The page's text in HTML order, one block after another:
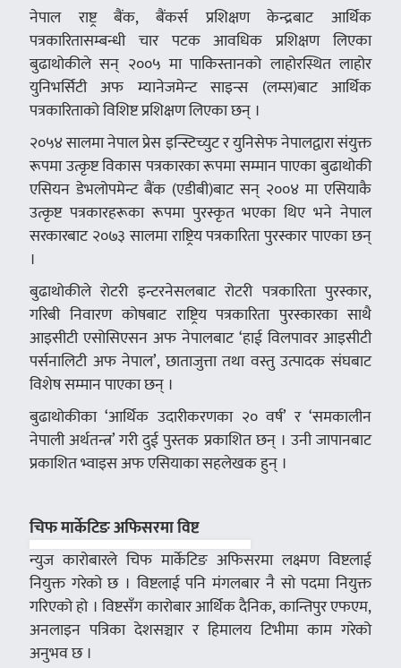
नेपाल राष्ट्र बैंक, बैंकर्स प्रशिक्षण केन्द्रबाट आर्थिक
पत्रकारितासम्बन्धी चार पटक आवधिक प्रशिक्षण लिएका
बुढाथोकीले सन् २००५ मा पाकिस्तानको लाहोरस्थित लाहोर
युनिभर्सिटी अफ म्यानेजमेन्ट साइन्स (लम्स)बाट आर्थिक
पत्रकारिताको विशिष्ट प्रशिक्षण लिएका छन् ।
२०५४ सालमा नेपाल प्रेस इन्स्टिच्युट र युनिसेफ नेपालद्वारा संयुक्त
रूपमा उत्कृष्ट विकास पत्रकारका रूपमा सम्मान पाएका बुढाथोकी
एसियन डेभलोपमेन्ट बैंक (एडीबी)बाट सन् २००४ मा एसियाकै
उत्कृष्ट पत्रकारहरूका रूपमा पुरस्कृत भएका थिए भने नेपाल
सरकारबाट २०७३ सालमा राष्ट्रिय पत्रकारिता पुरस्कार पाएका छन्
।
बुढाथोकीले रोटरी इन्टरनेसलबाट रोटरी पत्रकारिता पुरस्कार,
गरिबी निवारण कोषबाट राष्ट्रिय पत्रकारिता पुरस्कारका साथै
आइसीटी एसोसिएसन अफ नेपालबाट ‘हाई विलपावर आइसीटी
पर्सनालिटी अफ नेपाल’, छाताजुत्ता तथा वस्तु उत्पादक संघबाट
विशेष सम्मान पाएका छन् ।
बुढाथोकीका ‘आर्थिक उदारीकरणका २० वर्ष’ र ‘समकालीन
नेपाली अर्थतन्त्र’ गरी दुई पुस्तक प्रकाशित छन् । उनी जापानबाट
प्रकाशित भ्वाइस अफ एसियाका सहलेखक हुन् ।
चिफ मार्केटिङ अफिसरमा विष्ट
न्युज कारोबारले चिफ मार्केटिङ अफिसरमा लक्ष्मण विष्टलाई
नियुक्त गरेको छ । विष्टलाई पनि मंगलबार नै सो पदमा नियुक्त
गरिएको हो । विष्टसँग कारोबार आर्थिक दैनिक, कान्तिपुर एफएम,
अनलाइन पत्रिका देशसञ्चार र हिमालय टिभीमा काम गरेको
अनुभव छ ।